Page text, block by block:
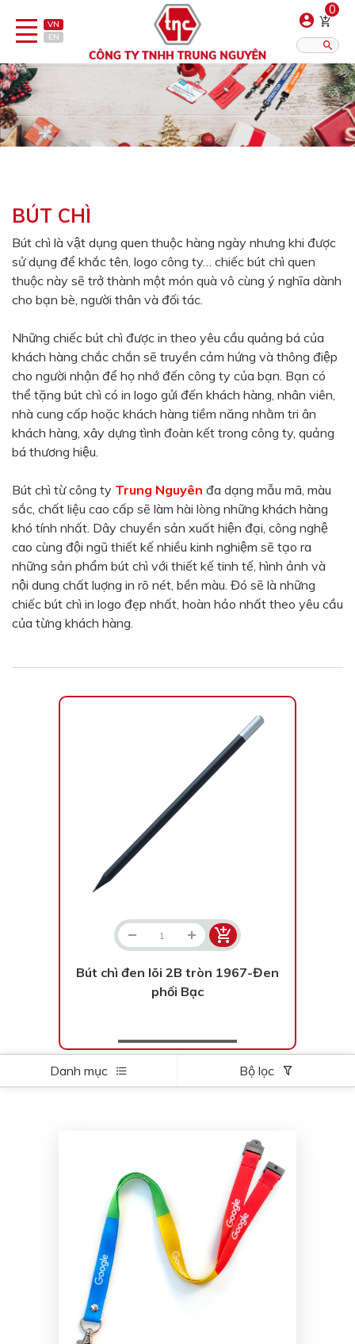
VN
EN
0
Danh sách sản phẩm
Bật lửa
Đồ sứ quà tặng
Bình/ca giữ nhiệt
Dây đeo & Phụ kiện
Dịch vụ in gia công
Màu sắc
Đỏ
Đen
Xanh ngọc
Xanh lá
Cam
Bạc
Vàng Gold
Xanh dương
Xám
Xanh lục
Vàng kem
Trắng
Bạc - Bạc
Xanh dương - Bạc
Bạc - Xanh dương
Bạc - Đỏ
Trong suốt
Xanh dương - Đen
Bạc mini 1cm
BÚT CHÌ
Bút chì là vật dụng quen thuộc hàng ngày nhưng khi được
sử dụng để khắc tên, logo công ty… chiếc bút chì quen
thuộc này sẽ trở thành một món quà vô cùng ý nghĩa dành
cho bạn bè, người thân và đối tác.
Những chiếc bút chì được in theo yêu cầu quảng bá của
khách hàng chắc chắn sẽ truyền cảm hứng và thông điệp
cho người nhận để họ nhớ đến công ty của bạn. Bạn có
thể tặng bút chì có in logo gửi đến khách hàng, nhân viên,
nhà cung cấp hoặc khách hàng tiềm năng nhằm tri ân
khách hàng, xây dựng tình đoàn kết trong công ty, quảng
bá thương hiệu.
Bút chì từ công ty Trung Nguyên đa dạng mẫu mã, màu
sắc, chất liệu cao cấp sẽ làm hài lòng những khách hàng
khó tính nhất. Dây chuyền sản xuất hiện đại, công nghệ
cao cùng đội ngũ thiết kế nhiều kinh nghiệm sẽ tạo ra
những sản phẩm bút chì với thiết kế tinh tế, hình ảnh và
nội dung chất luợng in rõ nét, bền màu. Đó sẽ là những
chiếc bút chì in logo đẹp nhất, hoàn hảo nhất theo yêu cầu
của từng khách hàng.
Bút chì đen lõi 2B tròn 1967-Đen
phối Bạc
Danh mục Bộ lọc